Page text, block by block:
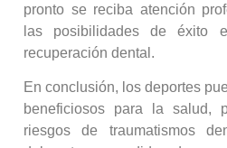
pronto se reciba atención
las posibilidades de éxito
recuperación dental.
En conclusión, los deportes
beneficiosos para la salud,
riesgos de traumatismos